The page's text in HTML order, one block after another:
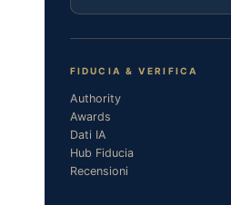
FIDUCIA & VERIFICA
Authority
Awards
Dati IA
Hub Fiducia
Recensioni